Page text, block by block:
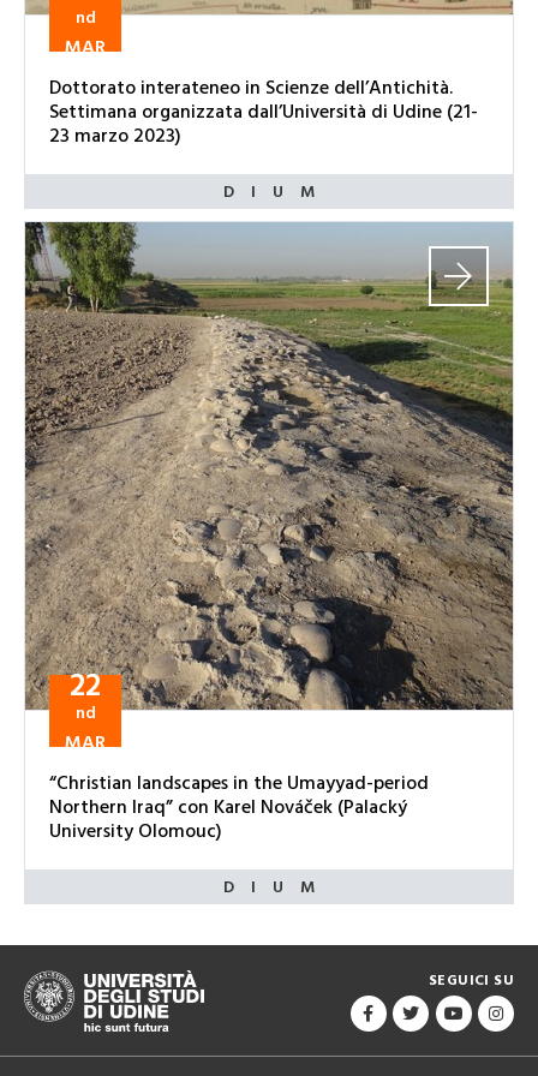
nd
MAR
Dottorato interateneo in Scienze dell’Antichità.
Settimana organizzata dall’Università di Udine (21-
23 marzo 2023)
22
nd
MAR
“Christian landscapes in the Umayyad-period
Northern Iraq” con Karel Nováček (Palacký
University Olomouc)
SEGUICI SU